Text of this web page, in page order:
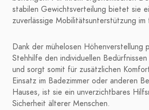
stabilen Gewichtsverteilung bietet sie
zuverlässige Mobilitätsunterstützung im
Dank der mühelosen Höhenverstellung
Stehhilfe den individuellen
und sorgt somit für zusätzlichen
Einsatz im Badezimmer oder anderen
Hauses, ist sie ein unverzichtbares
Sicherheit älterer Menschen.